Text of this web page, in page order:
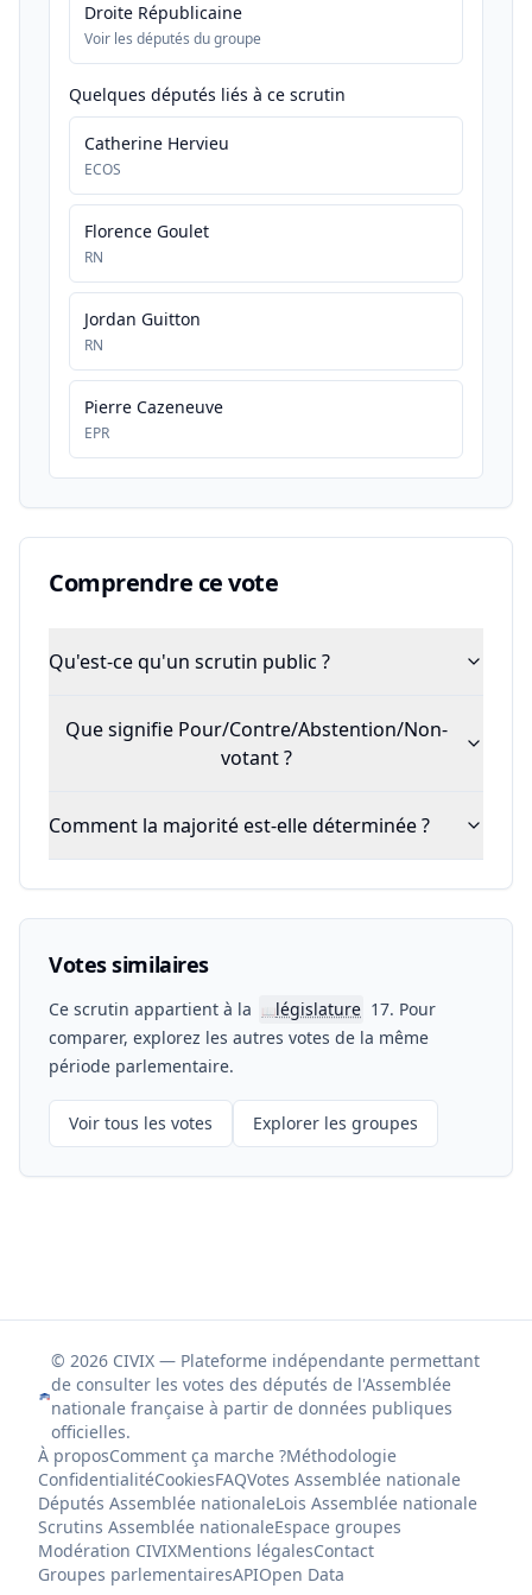
Droite Républicaine
Voir les députés du groupe
Quelques députés liés à ce scrutin
Catherine Hervieu
ECOS
Florence Goulet
RN
Jordan Guitton
RN
Pierre Cazeneuve
EPR
Comprendre ce vote
Qu'est-ce qu'un scrutin public ?
Que signifie Pour/Contre/Abstention/Non-
votant ?
Comment la majorité est-elle déterminée ?
Votes similaires
Ce scrutin appartient à la 📖législature 17. Pour
comparer, explorez les autres votes de la même
période parlementaire.
Voir tous les votes Explorer les groupes
© 2026 CIVIX — Plateforme indépendante permettant
de consulter les votes des députés de l'Assemblée
nationale française à partir de données publiques
officielles.
À proposComment ça marche ?Méthodologie
ConfidentialitéCookiesFAQVotes Assemblée nationale
Députés Assemblée nationaleLois Assemblée nationale
Scrutins Assemblée nationaleEspace groupes
Modération CIVIXMentions légalesContact
Groupes parlementairesAPIOpen Data